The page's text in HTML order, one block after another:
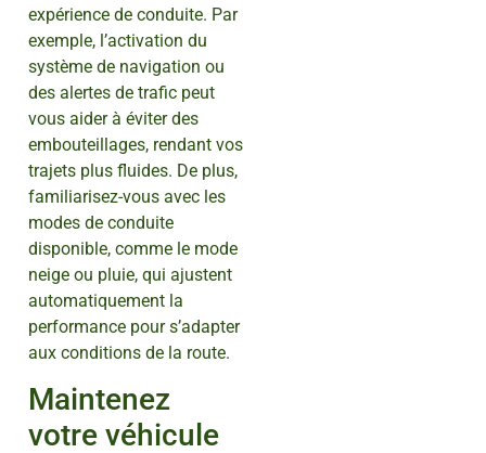
expérience de conduite. Par
exemple, l’activation du
système de navigation ou
des alertes de trafic peut
vous aider à éviter des
embouteillages, rendant vos
trajets plus fluides. De plus,
familiarisez-vous avec les
modes de conduite
disponible, comme le mode
neige ou pluie, qui ajustent
automatiquement la
performance pour s’adapter
aux conditions de la route.
Maintenez
votre véhicule